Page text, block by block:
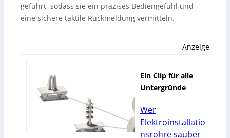
geführt, sodass sie ein präzises Bediengefühl und
eine sichere taktile Rückmeldung vermitteln.
Anzeige
Ein Clip für alle
Untergründe
Wer
Elektroinstallatio
nsrohre sauber